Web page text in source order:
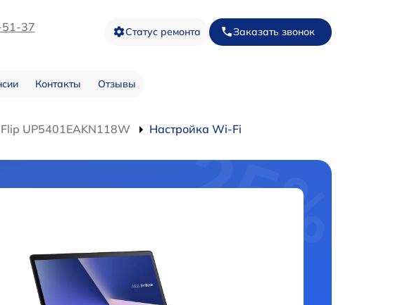
51-37 Статус ремонта Заказать звонок
Контакты Отзывы
UP5401EAKN118W Настройка Wi-Fi